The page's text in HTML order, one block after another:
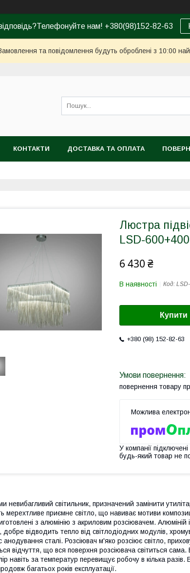
нам! +380(98)152-82-63
та повідомлення будуть оброблені з 10:00
КОНТАКТИ ДОСТАВКА ТА ОПЛАТА
Люстра
LSD-
6 430 ₴
В наявності Код:
Купити
+380 (98) 152-82-63
повернення товару
У компанії
будь-який товар не
невибагливий світильник, призначений замінити
мерехтливе приємне світло, що навиває мотиви
з алюмінію з акриловим розсіювачем.
добре відводить тепло від світлодіодних модулів,
анодування сталі. Розсіювач м'яко розсіює світло,
відчуття, що вся поверхня розсіювача світиться
навіть за температур перевищує робочу в кілька
багатьох років експлуатації.